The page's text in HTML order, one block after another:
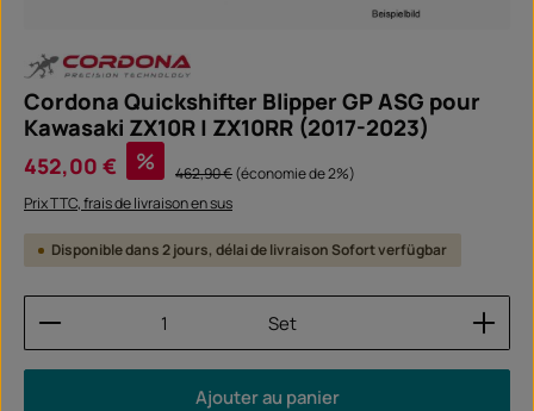
Cordona Quickshifter Blipper GP ASG pour
Kawasaki ZX10R | ZX10RR (2017-2023)
Prix de vente :
452,00 € % Prix régulier :
462,90 €(économie de 2%)
Prix TTC, frais de livraison en sus
Disponible dans 2 jours, délai de livraison Sofort verfügbar
Quantité de produit : Entrez la quantité
Set
Ajouter au panier